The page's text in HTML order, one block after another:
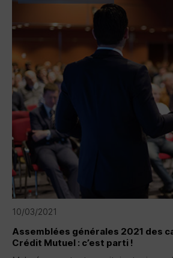
10/03/2021
Assemblées générales 2021 des
Crédit Mutuel : c’est parti !